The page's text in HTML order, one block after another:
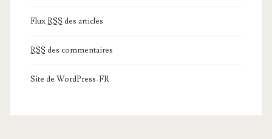
FluxRSS des articles
RSS des commentaires
Site de WordPress-FR